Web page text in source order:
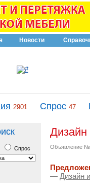
Новости
2901 Спрос 47
Спрос
Дизайн
Объявление №
— Дизайн